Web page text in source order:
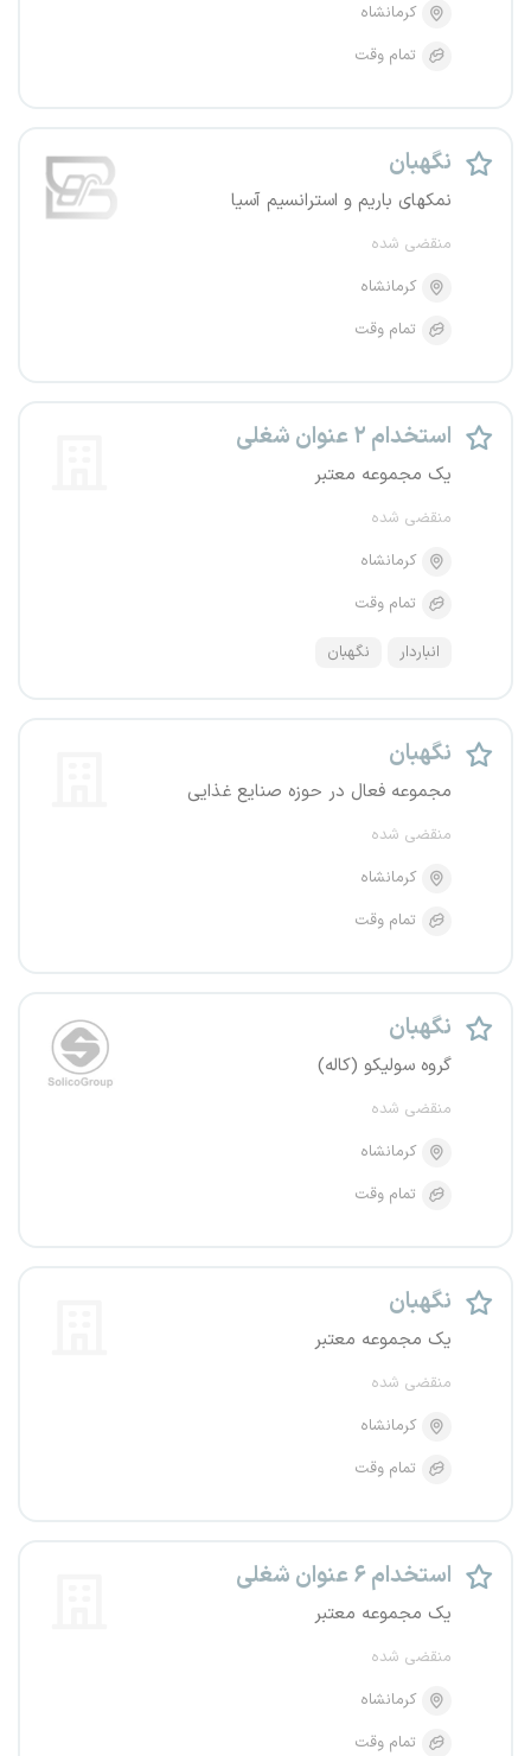
کرمانشاه
تمام وقت
نگهبان
نمکهای باریم و استرانسیم آسیا
منقضی شده
کرمانشاه
تمام وقت
استخدام ۲ عنوان شغلی
یک مجموعه معتبر
منقضی شده
کرمانشاه
تمام وقت
انباردار نگهبان
نگهبان
مجموعه فعال در حوزه صنایع غذایی
منقضی شده
کرمانشاه
تمام وقت
نگهبان
گروه سولیکو (کاله)
منقضی شده
کرمانشاه
تمام وقت
نگهبان
یک مجموعه معتبر
منقضی شده
کرمانشاه
تمام وقت
استخدام ۶ عنوان شغلی
یک مجموعه معتبر
منقضی شده
کرمانشاه
تمام وقت